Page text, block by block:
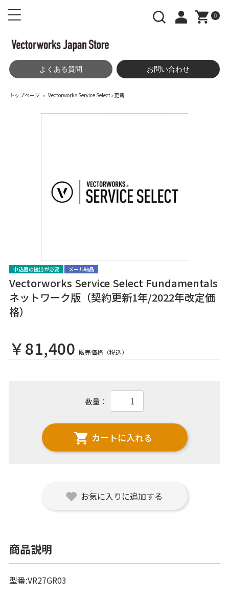
0
よくある質問 お問い合わせ
トップページ » Vectorworks Service Select»更新
申込書の提出が必要 メール納品
Vectorworks Service Select Fundamentals
ネットワーク版（契約更新1年/2022年改定価
格）
￥81,400 販売価格（税込）
数量：
カートに入れる
お気に入りに追加する
商品説明
型番:VR27GR03